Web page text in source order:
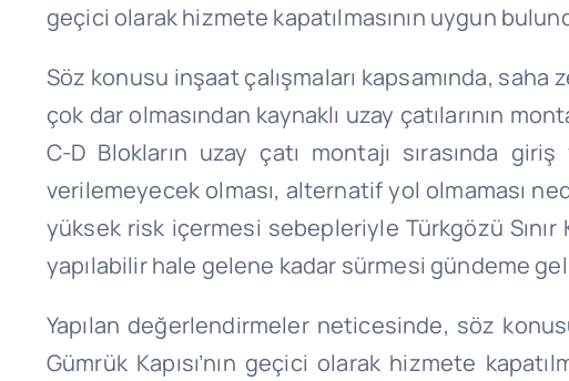
geçici olarak hizmete kapatılmasının uygun
Söz konusu inşaat çalışmaları kapsamında,
çok dar olmasından kaynaklı uzay çatılarının
C-D Blokların uzay çatı montajı sırasında
verilemeyecek olması, alternatif yol olmaması
yüksek risk içermesi sebepleriyle Türkgözü Sınır
yapılabilir hale gelene kadar sürmesi gündeme
Yapılan değerlendirmeler neticesinde, söz
Gümrük Kapısı’nın geçici olarak hizmete